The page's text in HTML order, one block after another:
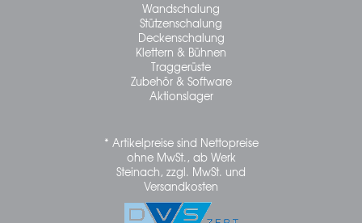
Wandschalung
Stützenschalung
Deckenschalung
Klettern & Bühnen
Traggerüste
Zubehör & Software
Aktionslager
* Artikelpreise sind Nettopreise
ohne MwSt., ab Werk
Steinach, zzgl. MwSt. und
Versandkosten